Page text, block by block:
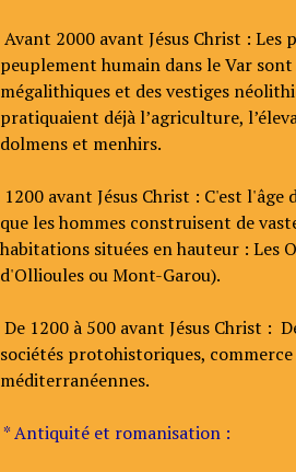
Avant 2000 avant Jésus Christ : Les
peuplement humain dans le Var
mégalithiques et des vestiges
pratiquaient déjà l’agriculture,
dolmens et menhirs.
1200 avant Jésus Christ : C'est l'âge
que les hommes construisent de
habitations situées en hauteur : Les
d'Ollioules ou Mont-Garou).
De 1200 à 500 avant Jésus Christ :
sociétés protohistoriques,
méditerranéennes.
* Antiquité et romanisation :